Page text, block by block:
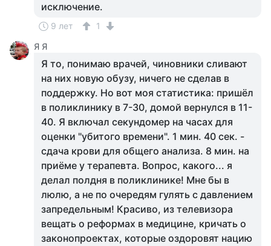
исключение.
9 лет
1
Я Я
Я то, понимаю врачей, чиновники сливают
на них новую обузу, ничего не сделав в
поддержку. Но вот моя статистика: пришёл
в поликлинику в 7-30, домой вернулся в 11-
40. Я включал секундомер на часах для
оценки "убитого времени". 1 мин. 40 сек. -
сдача крови для общего анализа. 8 мин. на
приёме у терапевта. Вопрос, какого... я
делал полдня в поликлинике! Мне бы в
люлю, а не по очередям гулять с давлением
запредельным! Красиво, из телевизора
вещать о реформах в медицине, кричать о
законопроектах, которые оздоровят нацию